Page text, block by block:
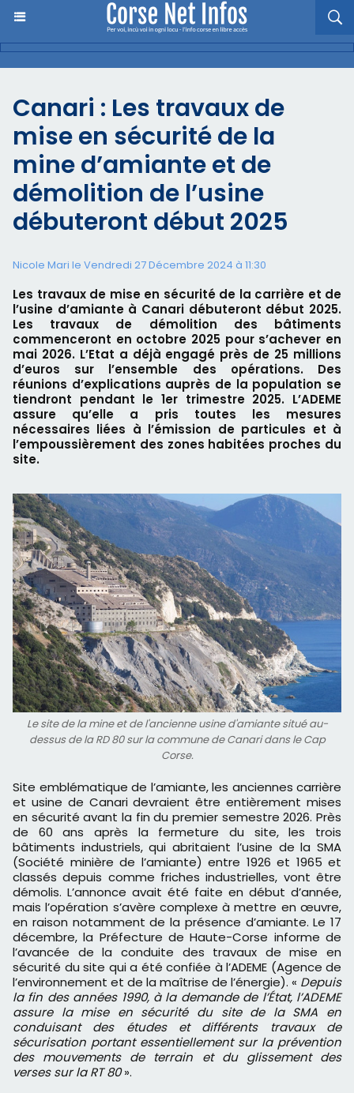
Canari : Les travaux de
mise en sécurité de la
mine d’amiante et de
démolition de l’usine
débuteront début 2025
Nicole Mari le Vendredi 27 Décembre 2024 à 11:30
Les travaux de mise en sécurité de la carrière et de
l’usine d’amiante à Canari débuteront début 2025.
Les travaux de démolition des bâtiments
commenceront en octobre 2025 pour s’achever en
mai 2026. L’Etat a déjà engagé près de 25 millions
d’euros sur l’ensemble des opérations. Des
réunions d’explications auprès de la population se
tiendront pendant le 1er trimestre 2025. L’ADEME
assure qu’elle a pris toutes les mesures
nécessaires liées à l’émission de particules et à
l’empoussièrement des zones habitées proches du
site.
Le site de la mine et de l'ancienne usine d'amiante situé au-
dessus de la RD 80 sur la commune de Canari dans le Cap
Corse.
Site emblématique de l’amiante, les anciennes carrière
et usine de Canari devraient être entièrement mises
en sécurité avant la fin du premier semestre 2026. Près
de 60 ans après la fermeture du site, les trois
bâtiments industriels, qui abritaient l’usine de la SMA
(Société minière de l’amiante) entre 1926 et 1965 et
classés depuis comme friches industrielles, vont être
démolis. L’annonce avait été faite en début d’année,
mais l’opération s’avère complexe à mettre en œuvre,
en raison notamment de la présence d’amiante. Le 17
décembre, la Préfecture de Haute-Corse informe de
l’avancée de la conduite des travaux de mise en
sécurité du site qui a été confiée à l’ADEME (Agence de
l’environnement et de la maîtrise de l’énergie). « Depuis
la fin des années 1990, à la demande de l’État, l’ADEME
assure la mise en sécurité du site de la SMA en
conduisant des études et différents travaux de
sécurisation portant essentiellement sur la prévention
des mouvements de terrain et du glissement des
verses sur la RT 80».